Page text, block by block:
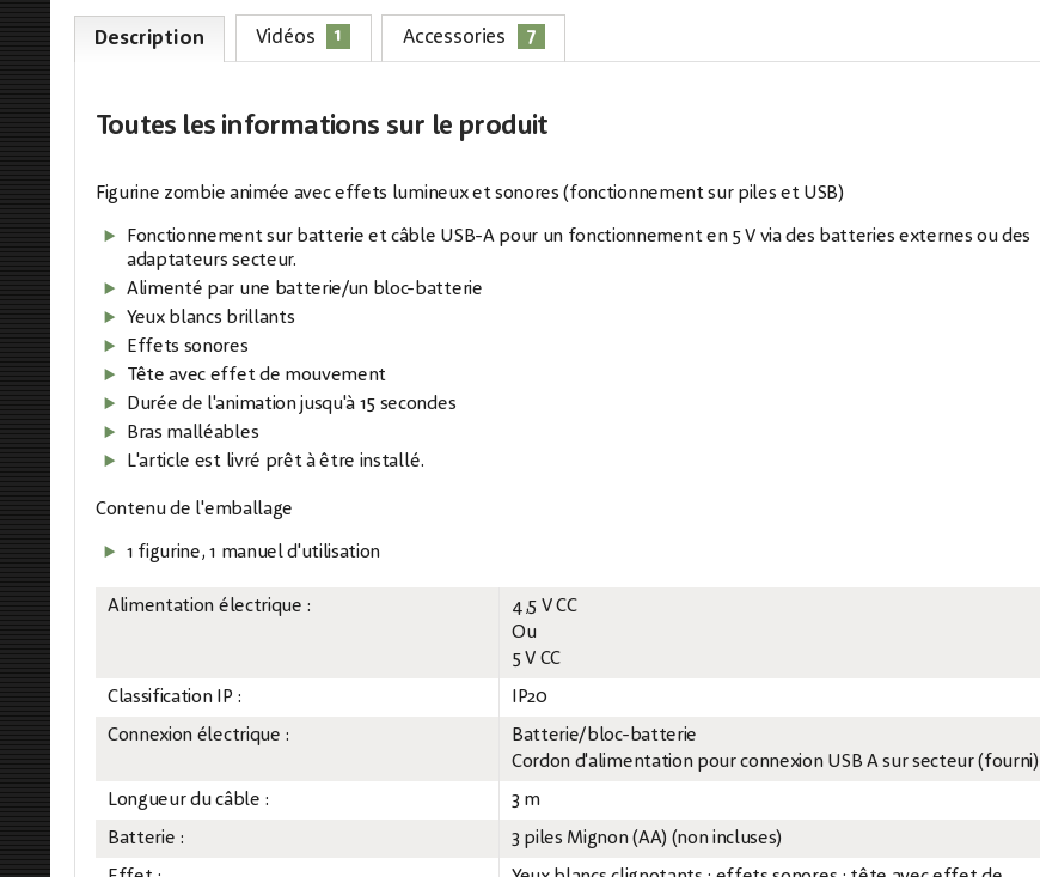
Description Vidéos 1 Accessories 7
Toutes les informations sur le produit
Figurine zombie animée avec effets lumineux et sonores (fonctionnement sur piles et USB)
Fonctionnement sur batterie et câble USB-A pour un fonctionnement en 5 V via des batteries externes ou des
adaptateurs secteur.
Alimenté par une batterie/un bloc-batterie
Yeux blancs brillants
Effets sonores
Tête avec effet de mouvement
Durée de l'animation jusqu'à 15 secondes
Bras malléables
L'article est livré prêt à être installé.
Contenu de l'emballage
1 figurine, 1 manuel d'utilisation
Alimentation électrique :
4,5 V CC
Ou
5 V CC
Classification IP :
IP20
Connexion électrique :
Batterie/bloc-batterie
Cordon d'alimentation pour connexion USB A sur secteur (fourni)
Longueur du câble :
3 m
Batterie :
3 piles Mignon (AA) (non incluses)